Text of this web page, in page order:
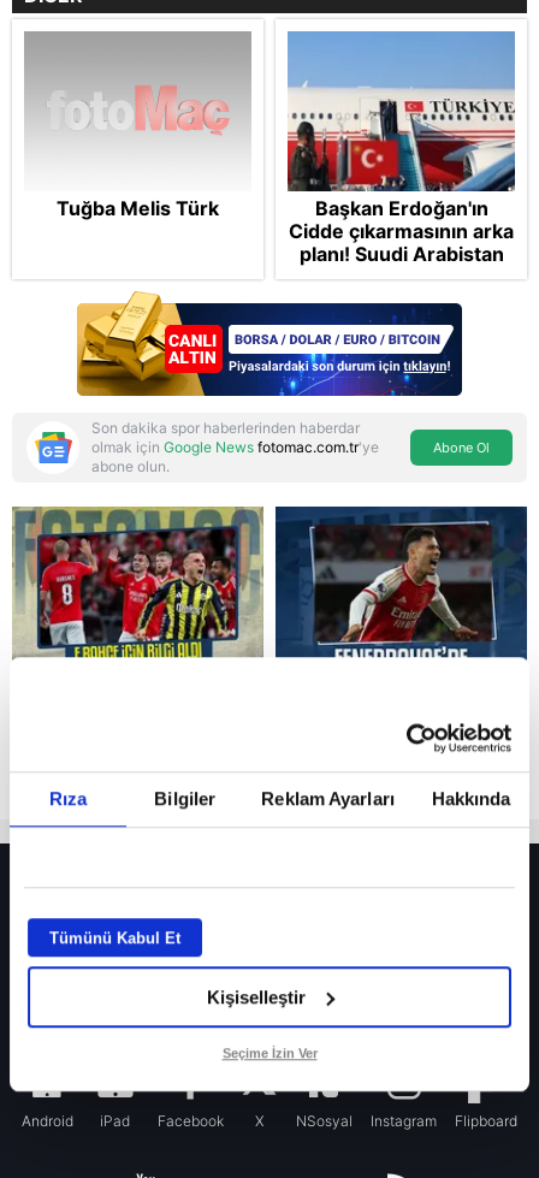
Rıza Bilgiler Reklam Ayarları Hakkında
Tümünü Kabul Et
Kişiselleştir
Seçime İzin Ver
Reddet
Tuğba Melis Türk
Başkan Erdoğan'ın
Cidde çıkarmasının arka
planı! Suudi Arabistan
ve Pakistan'la üçlü ortak
savunma anlaşması:
"Islamic NATO"
manşetleri
Son dakika spor haberlerinden haberdar
olmak için Google News fotomac.com.tr'ye
abone olun.
Abone Ol
Fenerbahçe’de sürpriz ayrılık ihtimali! Devre arasında gelmişti
Fenerbahçe’nin yeni transferi Mason Greenwood için olay sözler!
Galatasaray’da rota yeniden Thiago Almada!
Android iPad Facebook X NSosyal Instagram Flipboard